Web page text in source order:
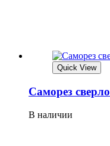
Quick View
Саморез
В наличии